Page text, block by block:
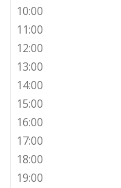
10:00
11:00
12:00
13:00
14:00
15:00
16:00
17:00
18:00
19:00